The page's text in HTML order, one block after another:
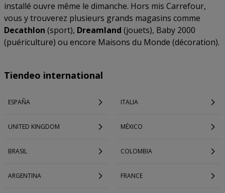
installé ouvre même le dimanche. Hors mis Carrefour,
vous y trouverez plusieurs grands magasins comme
Decathlon (sport), Dreamland (jouets), Baby 2000
(puériculture) ou encore Maisons du Monde (décoration).
Tiendeo international
ESPAÑA ITALIA
UNITED KINGDOM MÉXICO
BRASIL COLOMBIA
ARGENTINA FRANCE